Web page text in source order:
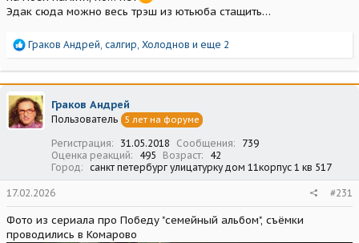
Эдак сюда можно весь трэш из ютьюба стащить…
Р
а
к
ц
и
и
Граков Андрей, салгир, Холоднов и еще 2
Граков Андрей
Пользователь 5 лет на форуме
Регистрация 31.05.2018 Сообщения
739
Оценка реакций
495 Возраст
42
Город
санкт петербург улицатурку дом 11корпус 1 кв 517
17.02.2026 #231
Фото из сериала про Победу "семейный альбом", съёмки
проводились в Комарово